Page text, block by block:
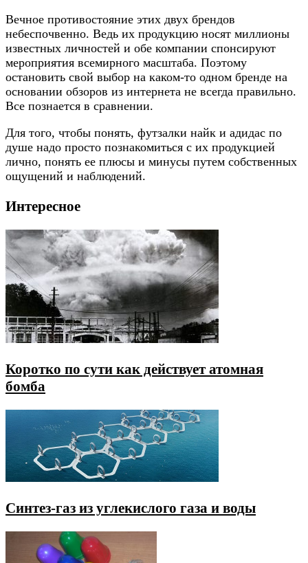
Вечное противостояние этих двух брендов
небеспочвенно. Ведь их продукцию носят миллионы
известных личностей и обе компании спонсируют
мероприятия всемирного масштаба. Поэтому
остановить свой выбор на каком-то одном бренде на
основании обзоров из интернета не всегда правильно.
Все познается в сравнении.
Для того, чтобы понять, футзалки найк и адидас по
душе надо просто познакомиться с их продукцией
лично, понять ее плюсы и минусы путем собственных
ощущений и наблюдений.
Интересное
Коротко по сути как действует атомная
бомба
Синтез-газ из углекислого газа и воды